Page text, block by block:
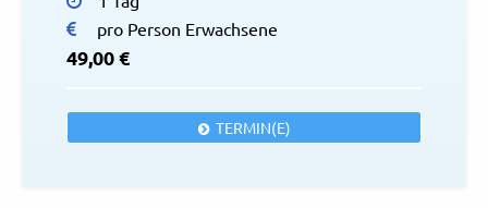
pro Person Erwachsene
49,00 €
TERMIN(E)